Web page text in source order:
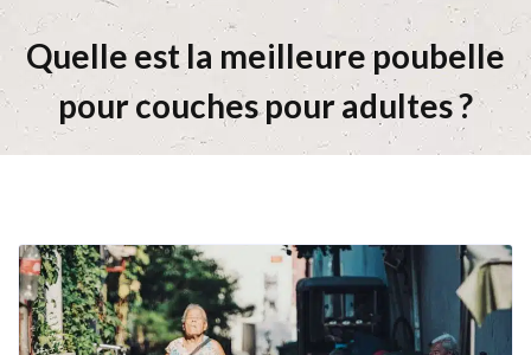
Quelle est la meilleure poubelle
pour couches pour adultes ?